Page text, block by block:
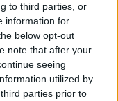
to third parties, or
information for
below opt-out
note that after your
seeing
utilized by
parties prior to
δεδομένα
διεξαχθεί στις